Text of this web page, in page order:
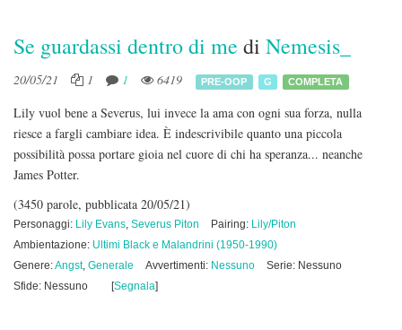
Se guardassi dentro di me di Nemesis_
20/05/21 1 1 6419 PRE-OOP G COMPLETA
Lily vuol bene a Severus, lui invece la ama con ogni sua forza, nulla
riesce a fargli cambiare idea. È indescrivibile quanto una piccola
possibilità possa portare gioia nel cuore di chi ha speranza... neanche
James Potter.
(3450 parole, pubblicata 20/05/21)
Personaggi: Lily Evans, Severus Piton Pairing: Lily/Piton
Ambientazione: Ultimi Black e Malandrini (1950-1990)
Genere:Angst, Generale Avvertimenti: Nessuno
Serie: Nessuno
Sfide: Nessuno
[Segnala]